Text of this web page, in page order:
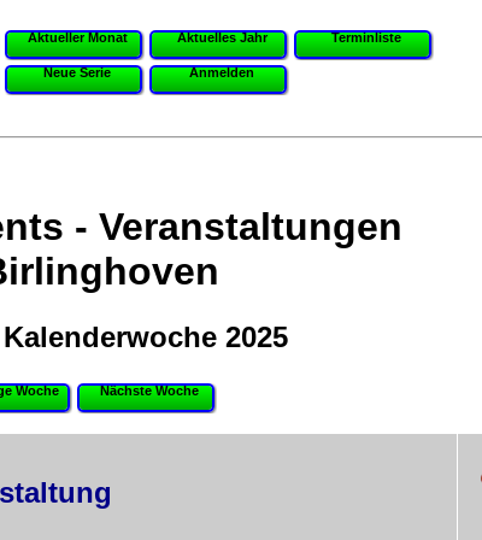
Aktueller Monat Aktuelles Jahr Terminliste
Neue Serie Anmelden
- Veranstaltungen
2025
Woche Nächste Woche